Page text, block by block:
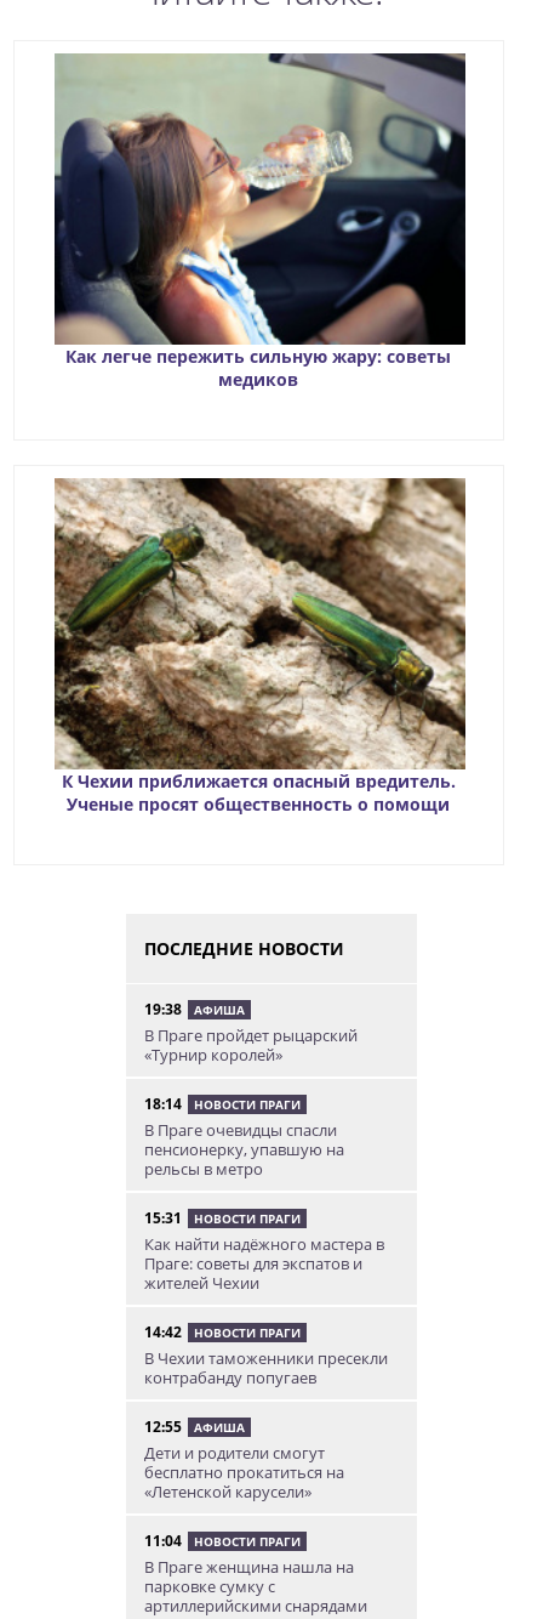
Как легче пережить сильную жару: советы
медиков
К Чехии приближается опасный вредитель.
Ученые просят общественность о помощи
ПОСЛЕДНИЕ НОВОСТИ
19:38 АФИША
В Праге пройдет рыцарский
«Турнир королей»
18:14 НОВОСТИ ПРАГИ
В Праге очевидцы спасли
пенсионерку, упавшую на
рельсы в метро
15:31 НОВОСТИ ПРАГИ
Как найти надёжного мастера в
Праге: советы для экспатов и
жителей Чехии
14:42 НОВОСТИ ПРАГИ
В Чехии таможенники пресекли
контрабанду попугаев
12:55 АФИША
Дети и родители смогут
бесплатно прокатиться на
«Летенской карусели»
11:04 НОВОСТИ ПРАГИ
В Праге женщина нашла на
парковке сумку с
артиллерийскими снарядами